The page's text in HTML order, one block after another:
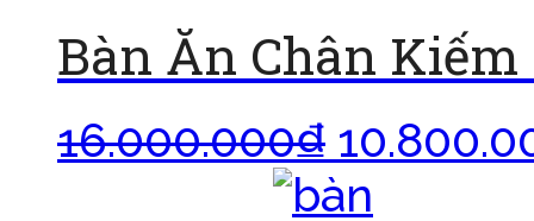
Bàn Ăn Chân Kiếm
16.000.000₫